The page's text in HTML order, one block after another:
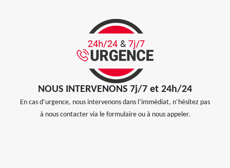
NOUS INTERVENONS 7j/7 et 24h/24
En cas d’urgence, nous intervenons dans l’immédiat, n’hésitez pas
à nous contacter via le formulaire ou à nous appeler.